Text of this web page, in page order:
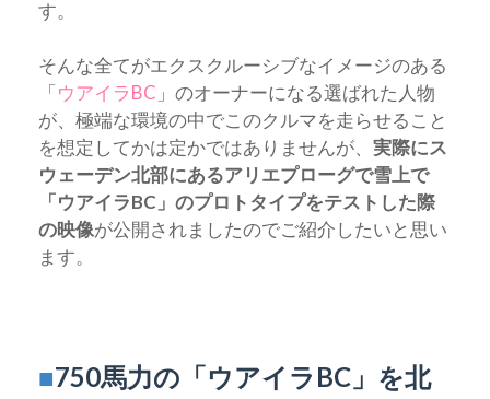
す。
そんな全てがエクスクルーシブなイメージのある
「ウアイラBC 」のオーナーになる選ばれた人物
が、極端な環境の中でこのクルマを走らせること
を想定してかは定かではありませんが、 実際にス
ウェーデン北部にあるアリエプローグで雪上で
「ウアイラBC」のプロトタイプをテストした際
の映像が公開されましたのでご紹介したいと思い
ます。
■750馬力の「ウアイラBC」を北